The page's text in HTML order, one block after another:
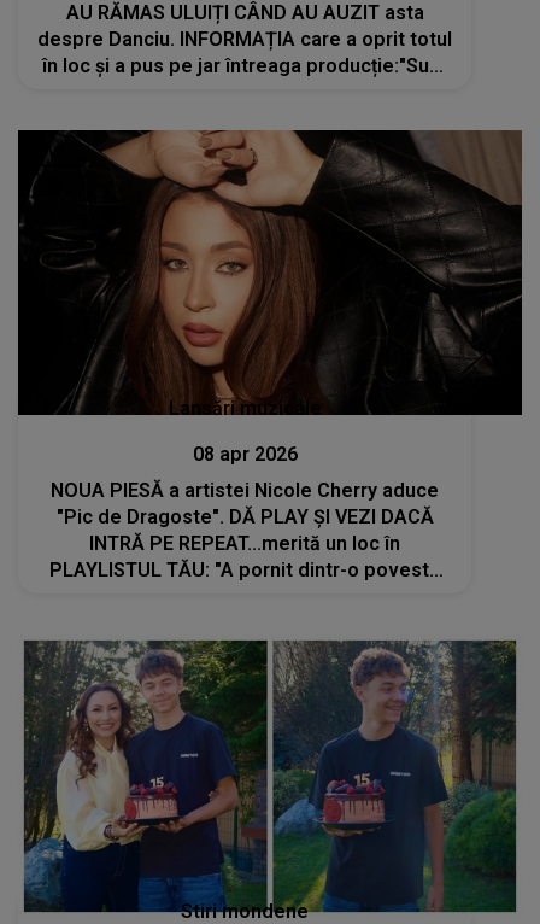
AU RĂMAS ULUIȚI CÂND AU AUZIT asta
despre Danciu. INFORMAȚIA care a oprit totul
în loc și a pus pe jar întreaga producție:"Sunt
Lansări muzicale
08 apr 2026
NOUA PIESĂ a artistei Nicole Cherry aduce
"Pic de Dragoste". DĂ PLAY ȘI VEZI DACĂ
INTRĂ PE REPEAT...merită un loc în
PLAYLISTUL TĂU: "A pornit dintr-o poveste
Stiri mondene